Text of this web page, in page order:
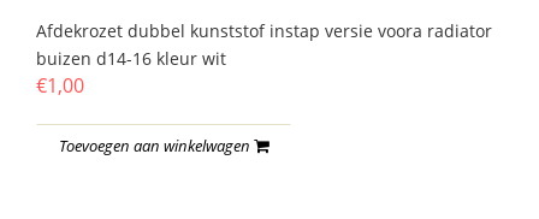
Afdekrozet dubbel kunststof instap versie voora radiator
buizen d14-16 kleur wit
€1,00
Toevoegen aan winkelwagen